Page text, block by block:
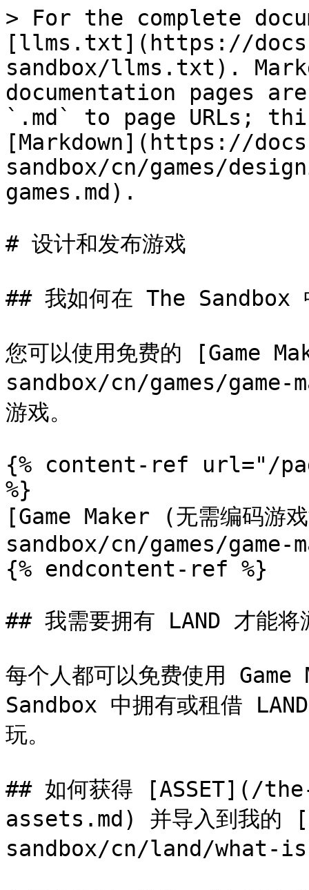
> For the complete
[llms.txt](https://
sandbox/llms.txt).
documentation pages
`.md` to page URLs;
[Markdown](https://
sandbox/cn/games/
games.md).
# 设计和发布游戏
## 我如何在 The Sandbox
您可以使用免费的 [Game
sandbox/cn/games/game-
游戏。
{% content-ref url="/
%}
[Game Maker (无需编码
sandbox/cn/games/game-
{% endcontent-ref %}
## 我需要拥有 LAND 才能
每个人都可以免费使用
Sandbox 中拥有或租借
玩。
## 如何获得 [ASSET](/
assets.md) 并导入到我的
sandbox/cn/land/what-